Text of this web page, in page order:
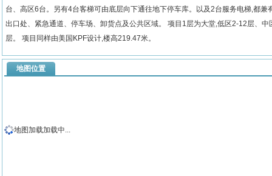
台、高区6台。另有4台客梯可由底层向下通往地下停车库。以及2台服务电梯,都
出口处、紧急通道、停车场、卸货点及公共区域。 项目1层为大堂,低区2-12层、
层。 项目同样由美国KPF设计,楼高219.47米。
地图位置
地图加载加载中...